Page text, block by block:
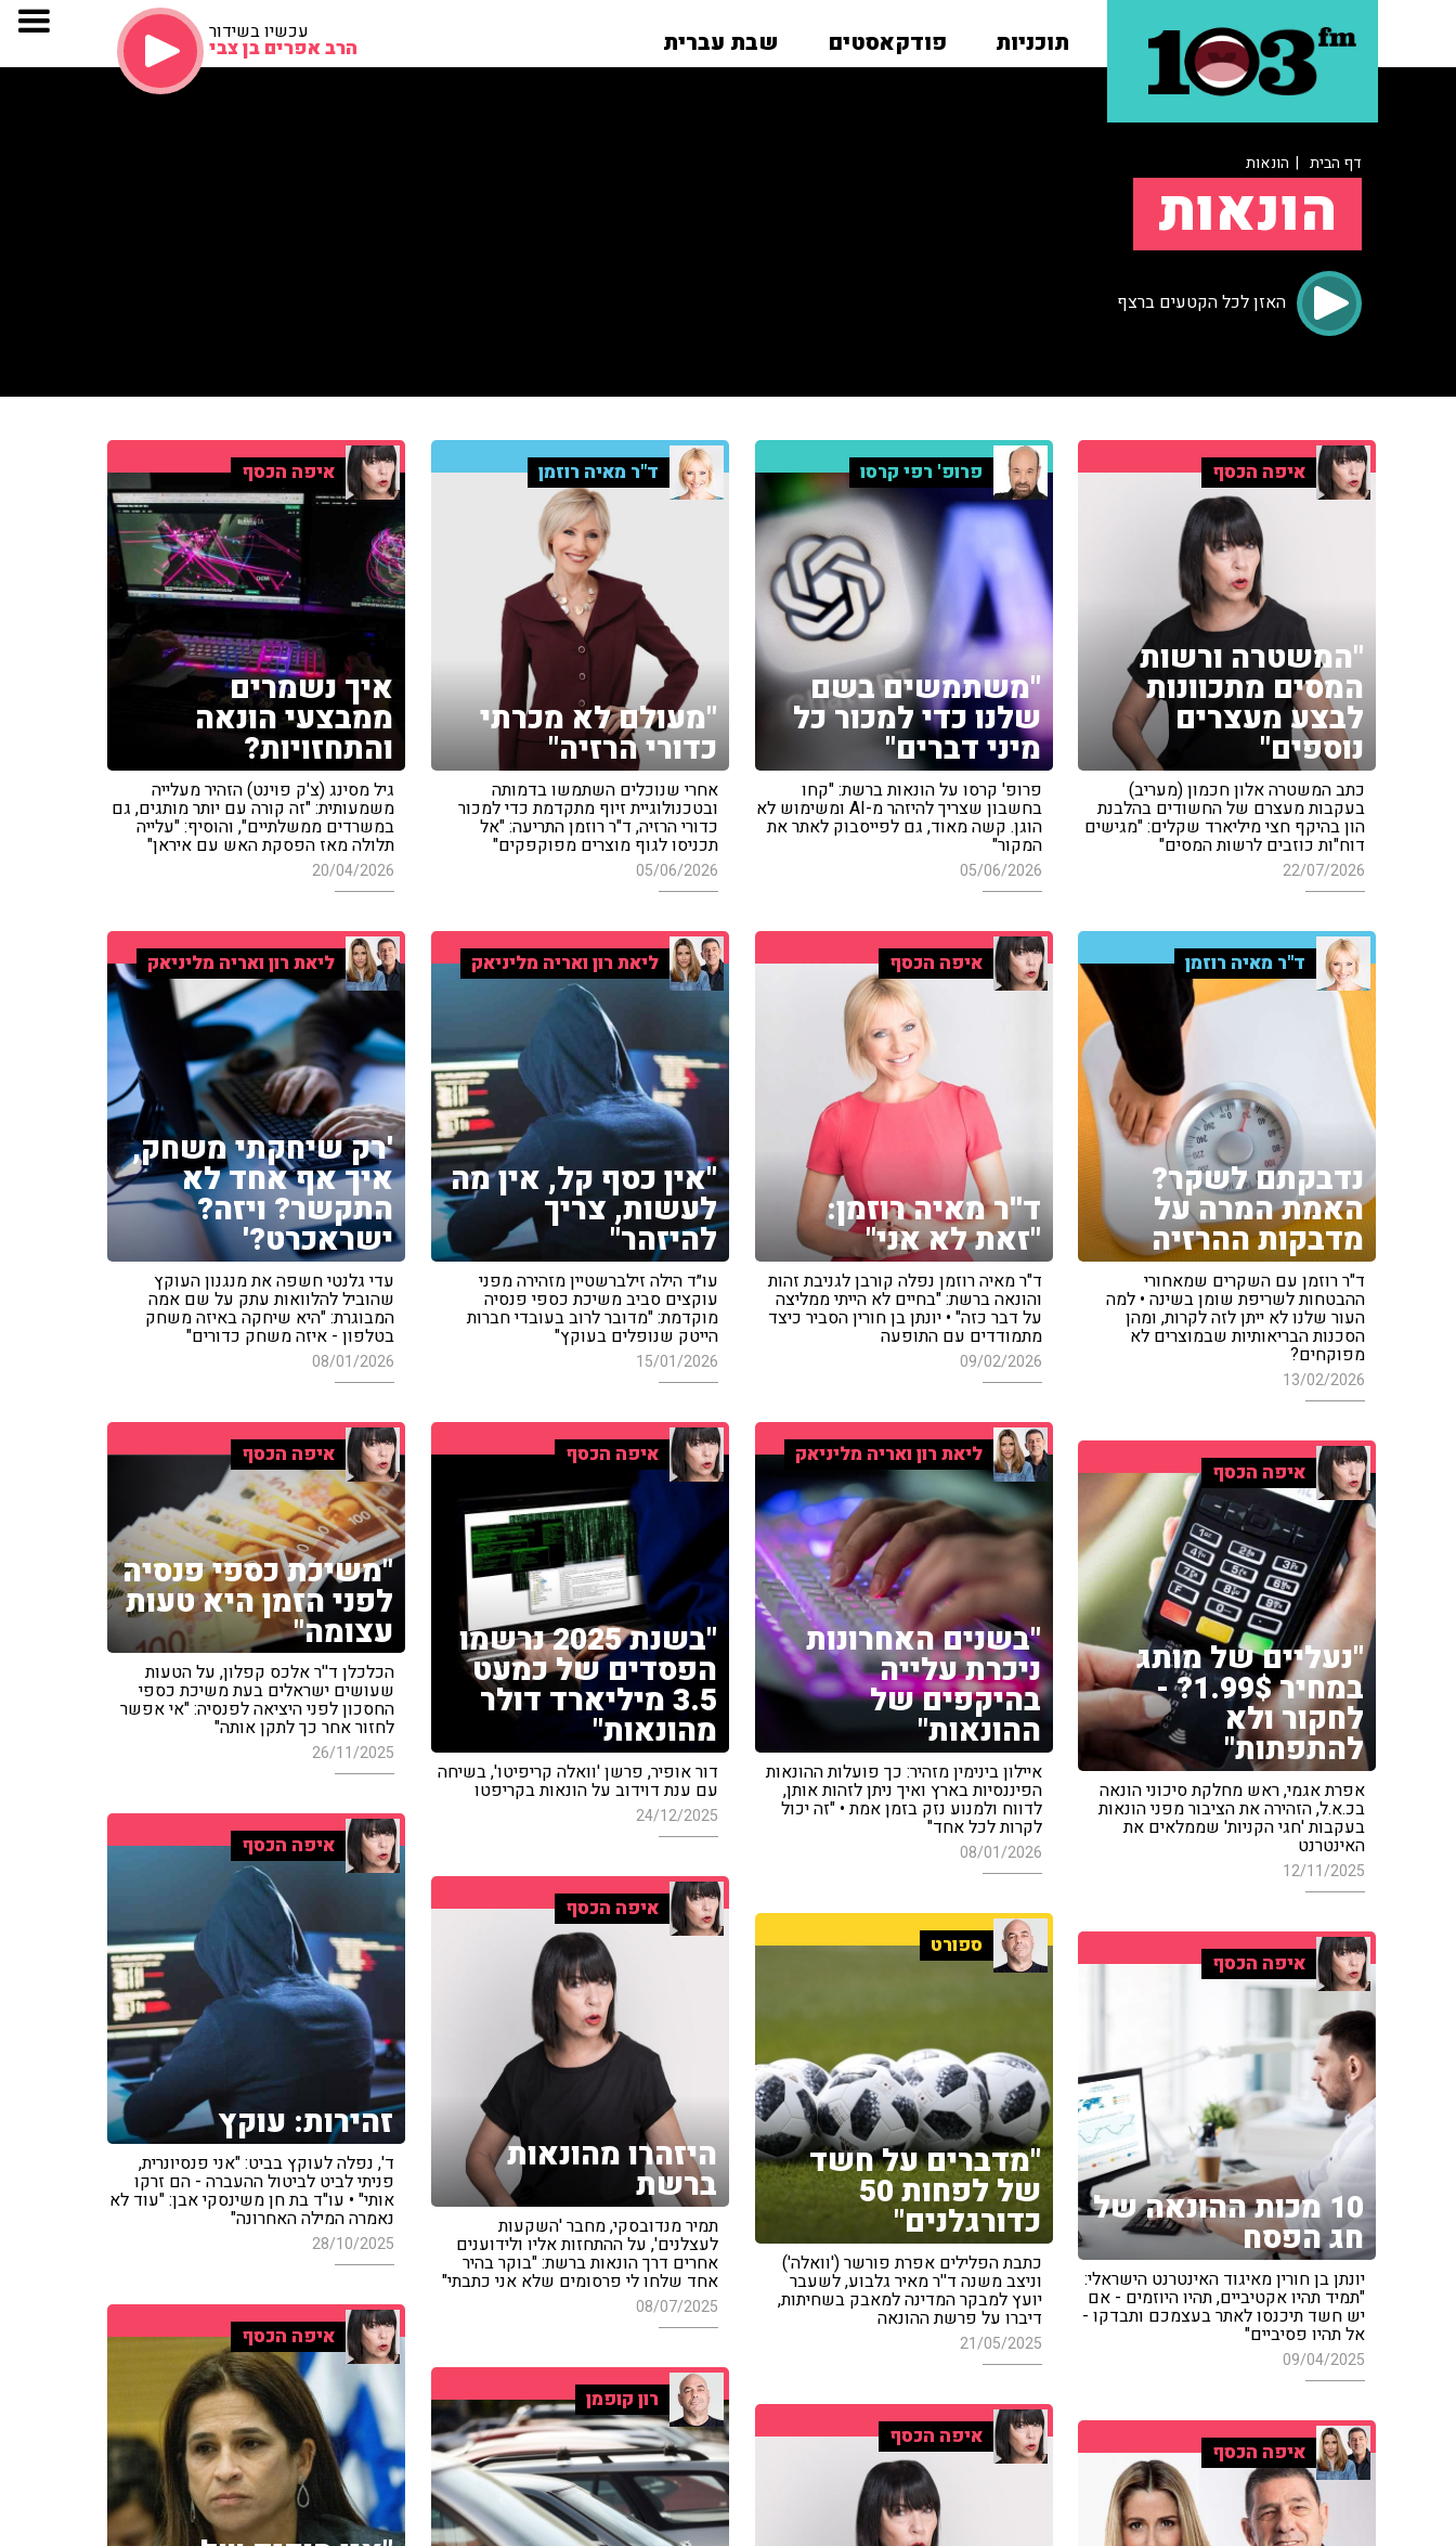
תוכניות פודקאסטים שבת עברית עכשיו בשידור
הרב אפרים בן צבי
דף הבית | הונאות
הונאות
האזן לכל הקטעים ברצף
איפה הכסף
"המשטרה ורשות
המסים מתכוונות
לבצע מעצרים
נוספים"
כתב המשטרה אלון חכמון (מעריב)
בעקבות מעצרם של החשודים בהלבנת
הון בהיקף חצי מיליארד שקלים: "מגישים
דוח"ות כוזבים לרשות המסים"
22/07/2026
פרופ' רפי קרסו
"משתמשים בשם
שלנו כדי למכור כל
מיני דברים"
פרופ' קרסו על הונאות ברשת: "קחו
בחשבון שצריך להיזהר מ-AI ומשימוש לא
הוגן. קשה מאוד, גם לפייסבוק לאתר את
המקור"
05/06/2026
ד"ר מאיה רוזמן
"מעולם לא מכרתי
כדורי הרזיה"
אחרי שנוכלים השתמשו בדמותה
ובטכנולוגיית זיוף מתקדמת כדי למכור
כדורי הרזיה, ד"ר רוזמן התריעה: "אל
תכניסו לגוף מוצרים מפוקפקים"
05/06/2026
איפה הכסף
איך נשמרים
ממבצעי הונאה
והתחזויות?
גיל מסינג (צ'ק פוינט) הזהיר מעלייה
משמעותית: "זה קורה עם יותר מותגים, גם
במשרדים ממשלתיים", והוסיף: "עלייה
תלולה מאז הפסקת האש עם איראן"
20/04/2026
ד"ר מאיה רוזמן
נדבקתם לשקר?
האמת המרה על
מדבקות ההרזיה
ד"ר רוזמן עם השקרים שמאחורי
ההבטחות לשריפת שומן בשינה • למה
העור שלנו לא ייתן לזה לקרות, ומהן
הסכנות הבריאותיות שבמוצרים לא
מפוקחים?
13/02/2026
איפה הכסף
ד''ר מאיה רוזמן:
"זאת לא אני"
ד"ר מאיה רוזמן נפלה קורבן לגניבת זהות
והונאה ברשת: "בחיים לא הייתי ממליצה
על דבר כזה" • יונתן בן חורין הסביר כיצד
מתמודדים עם התופעה
09/02/2026
ליאת רון ואריה מליניאק
"אין כסף קל, אין מה
לעשות, צריך
להיזהר"
עו״ד הילה זילברשטיין מזהירה מפני
עוקצים סביב משיכת כספי פנסיה
מוקדמת: "מדובר לרוב בעובדי חברות
הייטק שנופלים בעוקץ"
15/01/2026
ליאת רון ואריה מליניאק
'רק שיחקתי משחק,
איך אף אחד לא
התקשר? ויזה?
ישראכרט?'
עדי גלנטי חשפה את מנגנון העוקץ
שהוביל להלוואות עתק על שם אמה
המבוגרת: "היא שיחקה באיזה משחק
בטלפון - איזה משחק כדורים"
08/01/2026
ליאת רון ואריה מליניאק
"בשנים האחרונות
ניכרת עלייה
בהיקפים של
ההונאות"
איילון בינימין מזהיר: כך פועלות ההונאות
הפיננסיות בארץ ואיך ניתן לזהות אותן,
לדווח ולמנוע נזק בזמן אמת • "זה יכול
לקרות לכל אחד"
08/01/2026
איפה הכסף
"בשנת 2025 נרשמו
הפסדים של כמעט
3.5 מיליארד דולר
מהונאות"
דור אופיר, פרשן 'וואלה קריפיטו', בשיחה
עם ענת דוידוב על הונאות בקריפטו
24/12/2025
איפה הכסף
"משיכת כספי פנסיה
לפני הזמן היא טעות
עצומה"
הכלכלן ד''ר אלכס קפלון, על הטעות
שעושים ישראלים בעת משיכת כספי
החסכון לפני היציאה לפנסיה: "אי אפשר
לחזור אחר כך לתקן אותה"
26/11/2025
איפה הכסף
"נעליים של מותג
במחיר 1.99$? -
לחקור ולא
להתפתות"
אפרת אגמי, ראש מחלקת סיכוני הונאה
בכ.א.ל, הזהירה את הציבור מפני הונאות
בעקבות 'חגי הקניות' שממלאים את
האינטרנט
12/11/2025
איפה הכסף
זהירות: עוקץ
ד', נפלה לעוקץ בביט: "אני פנסיונרית,
פניתי לביט לביטול ההעברה - הם זרקו
אותי" • עו"ד בת חן משינסקי אבן: "עוד לא
נאמרה המילה האחרונה"
28/10/2025
איפה הכסף
היזהרו מהונאות
ברשת
תמיר מנדובסקי, מחבר 'השקעות
לעצלנים', על ההתחזות אליו ולידוענים
אחרים דרך הונאות ברשת: "בוקר בהיר
אחד שלחו לי פרסומים שלא אני כתבתי"
08/07/2025
ספורט
"מדברים על חשד
של לפחות 50
כדורגלנים"
כתבת הפלילים אפרת פורשר ('וואלה')
וניצב משנה ד''ר מאיר גלבוע, לשעבר
יועץ למבקר המדינה למאבק בשחיתות,
דיברו על פרשת ההונאה
21/05/2025
איפה הכסף
10 מכות ההונאה של
חג הפסח
יונתן בן חורין מאיגוד האינטרנט הישראלי:
"תמיד תהיו אקטיביים, תהיו היוזמים - אם
יש חשד תיכנסו לאתר בעצמכם ותבדקו -
אל תהיו פסיביים"
09/04/2025
איפה הכסף
רון קופמן
איפה הכסף
איפה הכסף